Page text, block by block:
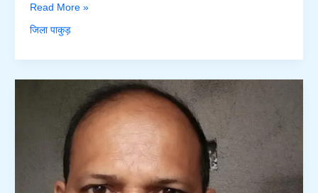
प्रेमलाल
Read More »
जिला पाकुड़